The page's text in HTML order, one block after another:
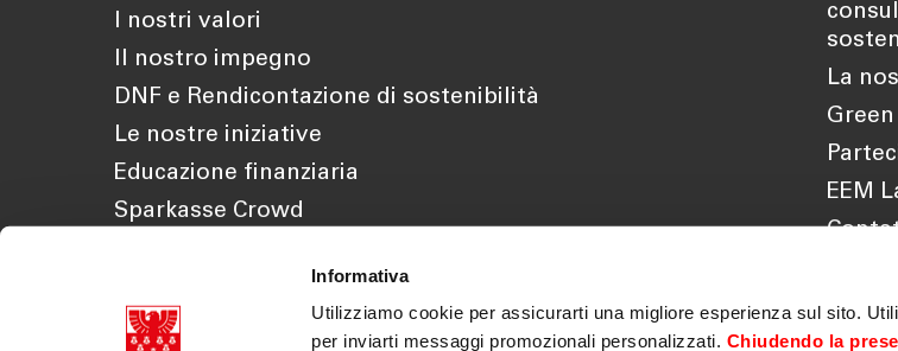
Informativa
Utilizziamo cookie per assicurarti una migliore esperienza sul sito.
per inviarti messaggi promozionali personalizzati. Chiudendo la
I nostri valori
Il nostro impegno
DNF e Rendicontazione di sostenibilità
Le nostre iniziative
Educazione finanziaria
Sparkasse Crowd
La
EEM